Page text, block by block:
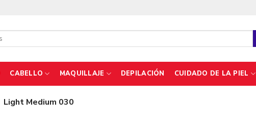
CABELLO MAQUILLAJE DEPILACIÓN CUIDADO DE LA PIEL
Light Medium 030